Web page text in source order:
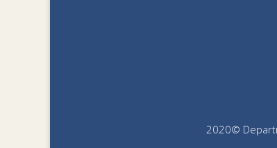
2020©